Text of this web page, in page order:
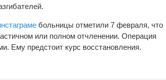
больницы отметили 7 февраля, что
или полном отчленении. Операция
Ему предстоит курс восстановления.